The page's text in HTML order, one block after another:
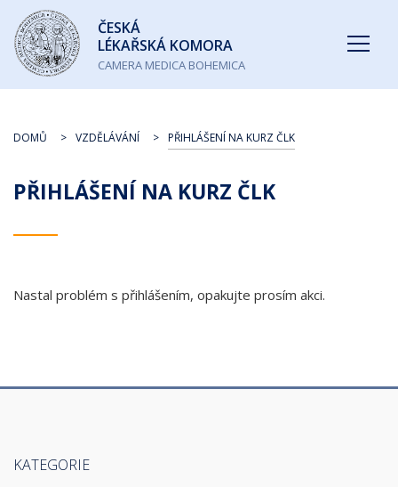
Česká
lékařská
komora
ČESKÁ
LÉKAŘSKÁ KOMORA
CAMERA MEDICA BOHEMICA
PŘIHLÁŠENÍ NA KURZ ČLK
DOMŮ VZDĚLÁVÁNÍ PŘIHLÁŠENÍ NA KURZ ČLK
Nastal problém s přihlášením, opakujte prosím akci.
KATEGORIE